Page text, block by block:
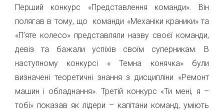
Перший конкурс «Представлення команди». Він
полягав в тому, що команди «Механіки краники» та
«П’яте колесо» представляли назву своєї команди,
девіз та бажали успіхів своїм суперникам. В
наступному конкурсі « Темна конячка» були
визначені теоретичні знання з дисципліни «Ремонт
машин і обладнання». Третій конкурс «Ти мені, я –
тобі» показав як лідери – капітани команд, уміють